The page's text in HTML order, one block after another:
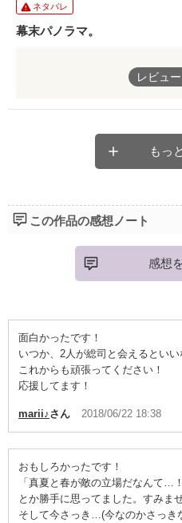
何故自分達が、幕末にタイムス
は、新選組の人達と。真夏は、
た二人に惹かれていく。
もしも激動の時代でなければ、
最後まで仲間との思いを貫き、
そんな二人が描くパノラマは最
ぜひ読んでみて下さい。
ネタバレ
幕末パノラマ。
男性目線という、少し変わった
ひょんな事からタイムスリップ
『生きていてくれてありがとう』
その言葉に、私自身も沢山の思
ろうと。
情景描写も、心理描写も、会話
です。
生意気なレビューですが、本当
レビュ
もっ
この作品の感想ノート
感想
面白かったです！
いつか、2人が総司と会えるとい
これからも頑張ってください！
応援してます！
marii♪さん 2018/06/22 18:38
おもしろかったです！
「真夏と春が敵の立場だなんて…！
とか勝手に思ってました。すみま
そして今さっき…(今なのかさっき